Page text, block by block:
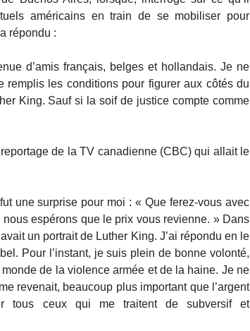
américains en train de se mobiliser pour
répondu :
d’amis français, belges et hollandais. Je ne
remplis les conditions pour figurer aux côtés du
King. Sauf si la soif de justice compte comme
de la TV canadienne (CBC) qui allait le
une surprise pour moi : « Que ferez-vous avec
nous espérons que le prix vous revienne. » Dans
un portrait de Luther King. J’ai répondu en le
Pour l’instant, je suis plein de bonne volonté,
de la violence armée et de la haine. Je ne
revenait, beaucoup plus important que l’argent
tous ceux qui me traitent de subversif et